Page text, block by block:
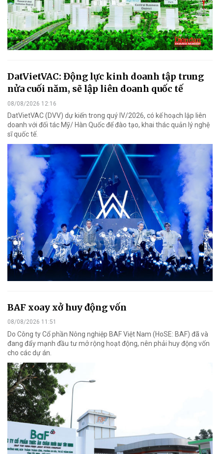
DatVietVAC: Động lực kinh doanh tập trung
nửa cuối năm, sẽ lập liên doanh quốc tế
08/08/2026 12:16
DatVietVAC (DVV) dự kiến trong quý IV/2026, có kế hoạch lập liên
doanh với đối tác Mỹ/ Hàn Quốc để đào tạo, khai thác quản lý nghệ
sĩ quốc tế.
BAF xoay xở huy động vốn
08/08/2026 11:51
Do Công ty Cổ phần Nông nghiệp BAF Việt Nam (HoSE: BAF) đã và
đang đẩy mạnh đầu tư mở rộng hoạt động, nên phải huy động vốn
cho các dự án.